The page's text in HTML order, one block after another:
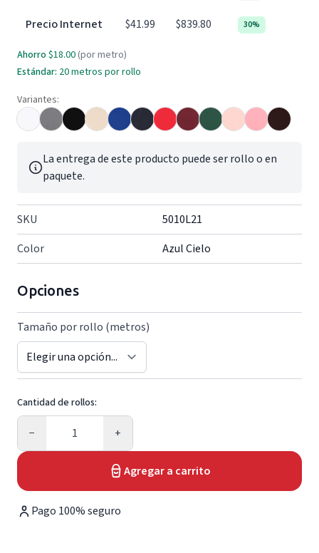
Precio Internet $41.99 $839.80 30%
Ahorro $18.00 (por metro)
Estándar: 20metros por rollo
Variantes:
La entrega de este producto puede ser rollo o en
paquete.
SKU
5010L21
Color
Azul Cielo
Opciones
Tamaño por rollo (metros)
Cantidad de rollos:
−
Cantidad
+
Agregar a carrito
Pago 100% seguro